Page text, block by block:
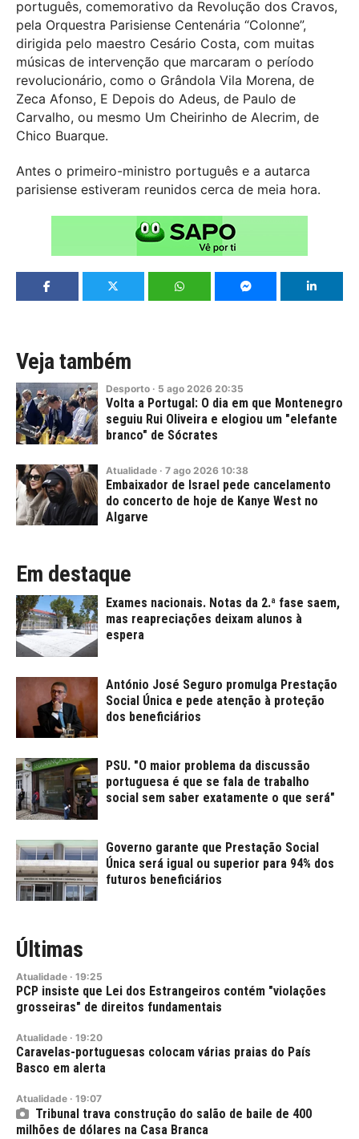
português, comemorativo da Revolução dos Cravos,
pela Orquestra Parisiense Centenária “Colonne”,
dirigida pelo maestro Cesário Costa, com muitas
músicas de intervenção que marcaram o período
revolucionário, como o Grândola Vila Morena, de
Zeca Afonso, E Depois do Adeus, de Paulo de
Carvalho, ou mesmo Um Cheirinho de Alecrim, de
Chico Buarque.
Antes o primeiro-ministro português e a autarca
parisiense estiveram reunidos cerca de meia hora.
Veja também
Desporto · 5 ago 2026 20:35
Volta a Portugal: O dia em que Montenegro
seguiu Rui Oliveira e elogiou um "elefante
branco" de Sócrates
Atualidade · 7 ago 2026 10:38
Embaixador de Israel pede cancelamento
do concerto de hoje de Kanye West no
Algarve
Em destaque
Exames nacionais. Notas da 2.ª fase saem,
mas reapreciações deixam alunos à
espera
António José Seguro promulga Prestação
Social Única e pede atenção à proteção
dos beneficiários
PSU. "O maior problema da discussão
portuguesa é que se fala de trabalho
social sem saber exatamente o que será"
Governo garante que Prestação Social
Única será igual ou superior para 94% dos
futuros beneficiários
Últimas
Atualidade · 19:25
PCP insiste que Lei dos Estrangeiros contém "violações
grosseiras" de direitos fundamentais
Atualidade · 19:20
Caravelas-portuguesas colocam várias praias do País
Basco em alerta
Atualidade · 19:07
Tribunal trava construção do salão de baile de 400
milhões de dólares na Casa Branca